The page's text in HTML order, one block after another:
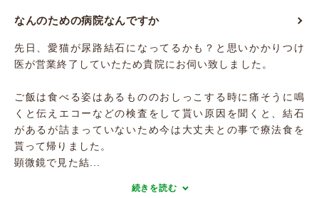
なんのための病院なんですか
先日、愛猫が尿路結石になってるかも？と思いかかりつけ
医が営業終了していたため貴院にお伺い致しました。
ご飯は食べる姿はあるもののおしっこする時に痛そうに鳴
くと伝えエコーなどの検査をして貰い原因を聞くと、結石
があるが詰まっていないため今は大丈夫との事で療法食を
貰って帰りました。
顕微鏡で見た結...
続きを読む